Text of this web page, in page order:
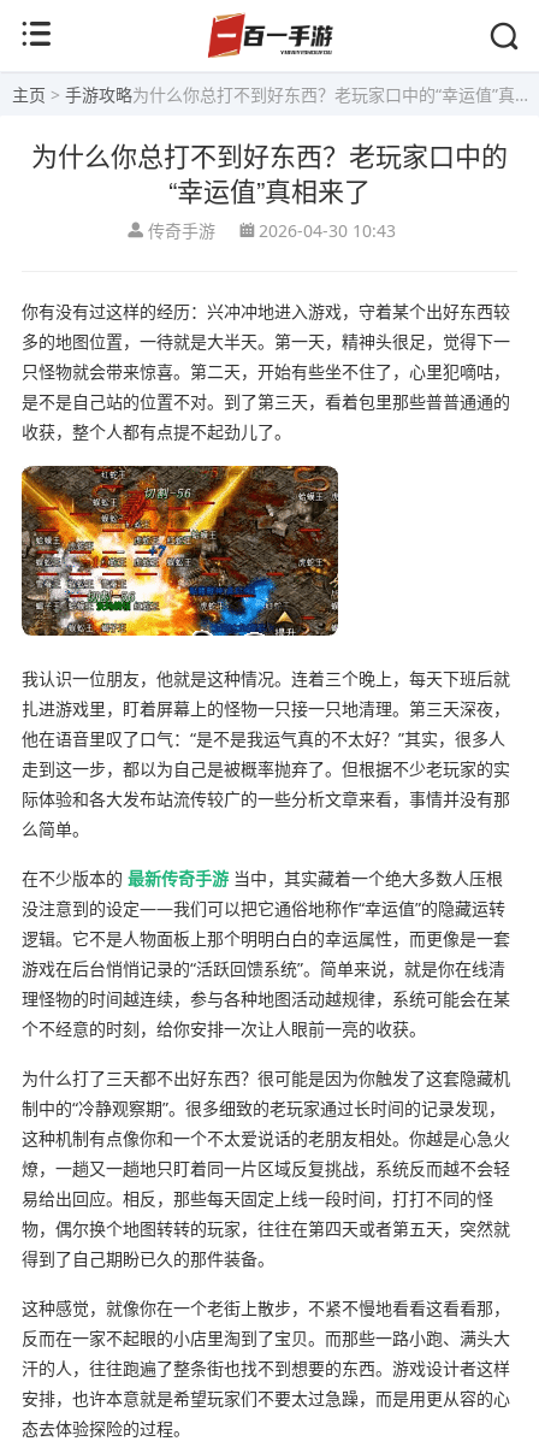
主页 > 手游攻略为什么你总打不到好东西？老玩家口中的“幸运值”真相来了
为什么你总打不到好东西？老玩家口中的
“幸运值”真相来了
传奇手游 2026-04-30 10:43
你有没有过这样的经历：兴冲冲地进入游戏，守着某个出好东西较
多的地图位置，一待就是大半天。第一天，精神头很足，觉得下一
只怪物就会带来惊喜。第二天，开始有些坐不住了，心里犯嘀咕，
是不是自己站的位置不对。到了第三天，看着包里那些普普通通的
收获，整个人都有点提不起劲儿了。
我认识一位朋友，他就是这种情况。连着三个晚上，每天下班后就
扎进游戏里，盯着屏幕上的怪物一只接一只地清理。第三天深夜，
他在语音里叹了口气：“是不是我运气真的不太好？”其实，很多人
走到这一步，都以为自己是被概率抛弃了。但根据不少老玩家的实
际体验和各大发布站流传较广的一些分析文章来看，事情并没有那
么简单。
在不少版本的 最新传奇手游当中，其实藏着一个绝大多数人压根
没注意到的设定——我们可以把它通俗地称作“幸运值”的隐藏运转
逻辑。它不是人物面板上那个明明白白的幸运属性，而更像是一套
游戏在后台悄悄记录的“活跃回馈系统”。简单来说，就是你在线清
理怪物的时间越连续，参与各种地图活动越规律，系统可能会在某
个不经意的时刻，给你安排一次让人眼前一亮的收获。
为什么打了三天都不出好东西？很可能是因为你触发了这套隐藏机
制中的“冷静观察期”。很多细致的老玩家通过长时间的记录发现，
这种机制有点像你和一个不太爱说话的老朋友相处。你越是心急火
燎，一趟又一趟地只盯着同一片区域反复挑战，系统反而越不会轻
易给出回应。相反，那些每天固定上线一段时间，打打不同的怪
物，偶尔换个地图转转的玩家，往往在第四天或者第五天，突然就
得到了自己期盼已久的那件装备。
这种感觉，就像你在一个老街上散步，不紧不慢地看看这看看那，
反而在一家不起眼的小店里淘到了宝贝。而那些一路小跑、满头大
汗的人，往往跑遍了整条街也找不到想要的东西。游戏设计者这样
安排，也许本意就是希望玩家们不要太过急躁，而是用更从容的心
态去体验探险的过程。